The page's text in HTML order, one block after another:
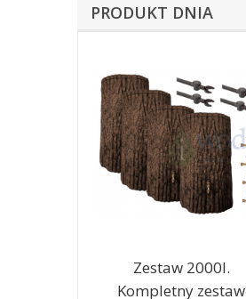
PRODUKT DNIA
Zestaw 2000l.
Kompletny zestaw